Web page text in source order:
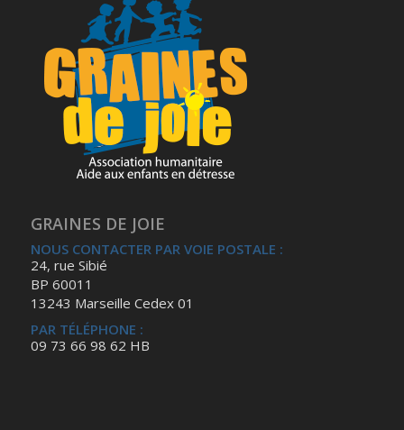
GRAINES DE JOIE
NOUS CONTACTER PAR VOIE POSTALE :
24, rue Sibié
BP 60011
13243 Marseille Cedex 01
PAR TÉLÉPHONE :
09 73 66 98 62 HB